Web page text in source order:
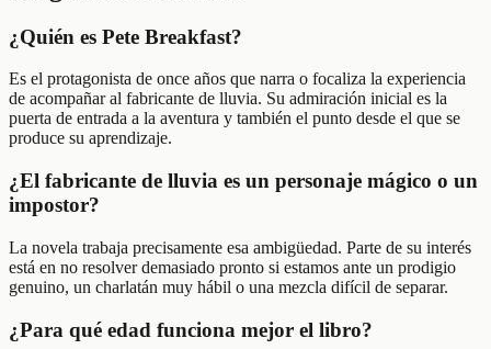
¿Quién es Pete Breakfast?
Es el protagonista de once años que narra o focaliza la experiencia
de acompañar al fabricante de lluvia. Su admiración inicial es la
puerta de entrada a la aventura y también el punto desde el que se
produce su aprendizaje.
¿El fabricante de lluvia es un personaje mágico o un
impostor?
La novela trabaja precisamente esa ambigüedad. Parte de su interés
está en no resolver demasiado pronto si estamos ante un prodigio
genuino, un charlatán muy hábil o una mezcla difícil de separar.
¿Para qué edad funciona mejor el libro?